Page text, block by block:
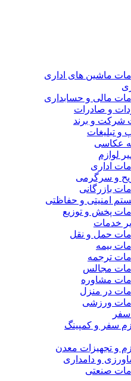
ماشین های اداری
مالی و حسابداری
و صادرات
شرکت و برند
و تبلیغات
عکاسی
لوازم
اداری
و سرگرمی
بازرگانی
امنیتی و حفاظتی
پخش و توزیع
خدمات
حمل و نقل
بیمه
ترجمه
مجالس
مشاوره
در منزل
ورزشی
سفر و کمپینگ
و تجهیزات معدن
و دامداری
صنعتی